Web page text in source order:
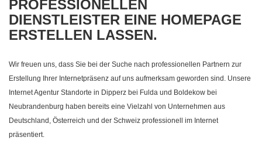
PROFESSIONELLEN
DIENSTLEISTER EINE HOMEPAGE
ERSTELLEN LASSEN.
Wir freuen uns, dass Sie bei der Suche nach professionellen Partnern zur
Erstellung Ihrer Internetpräsenz auf uns aufmerksam geworden sind. Unsere
Internet Agentur Standorte in Dipperz bei Fulda und Boldekow bei
Neubrandenburg haben bereits eine Vielzahl von Unternehmen aus
Deutschland, Österreich und der Schweiz professionell im Internet
präsentiert.